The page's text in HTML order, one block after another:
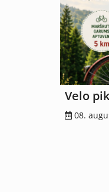
Velo
08.